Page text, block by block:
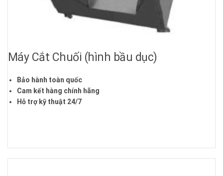
Máy Cắt Chuối (hình bầu dục)
Bảo hành toàn quốc
Cam kết hàng chính hãng
Hỗ trợ kỹ thuật 24/7